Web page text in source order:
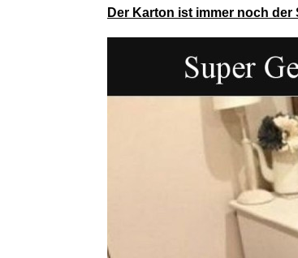
Der Karton ist immer noch der